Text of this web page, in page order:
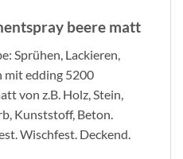
beere matt
Sprühen, Lackieren,
mit edding 5200
von z.B. Holz, Stein,
Kunststoff, Beton.
Wischfest. Deckend.